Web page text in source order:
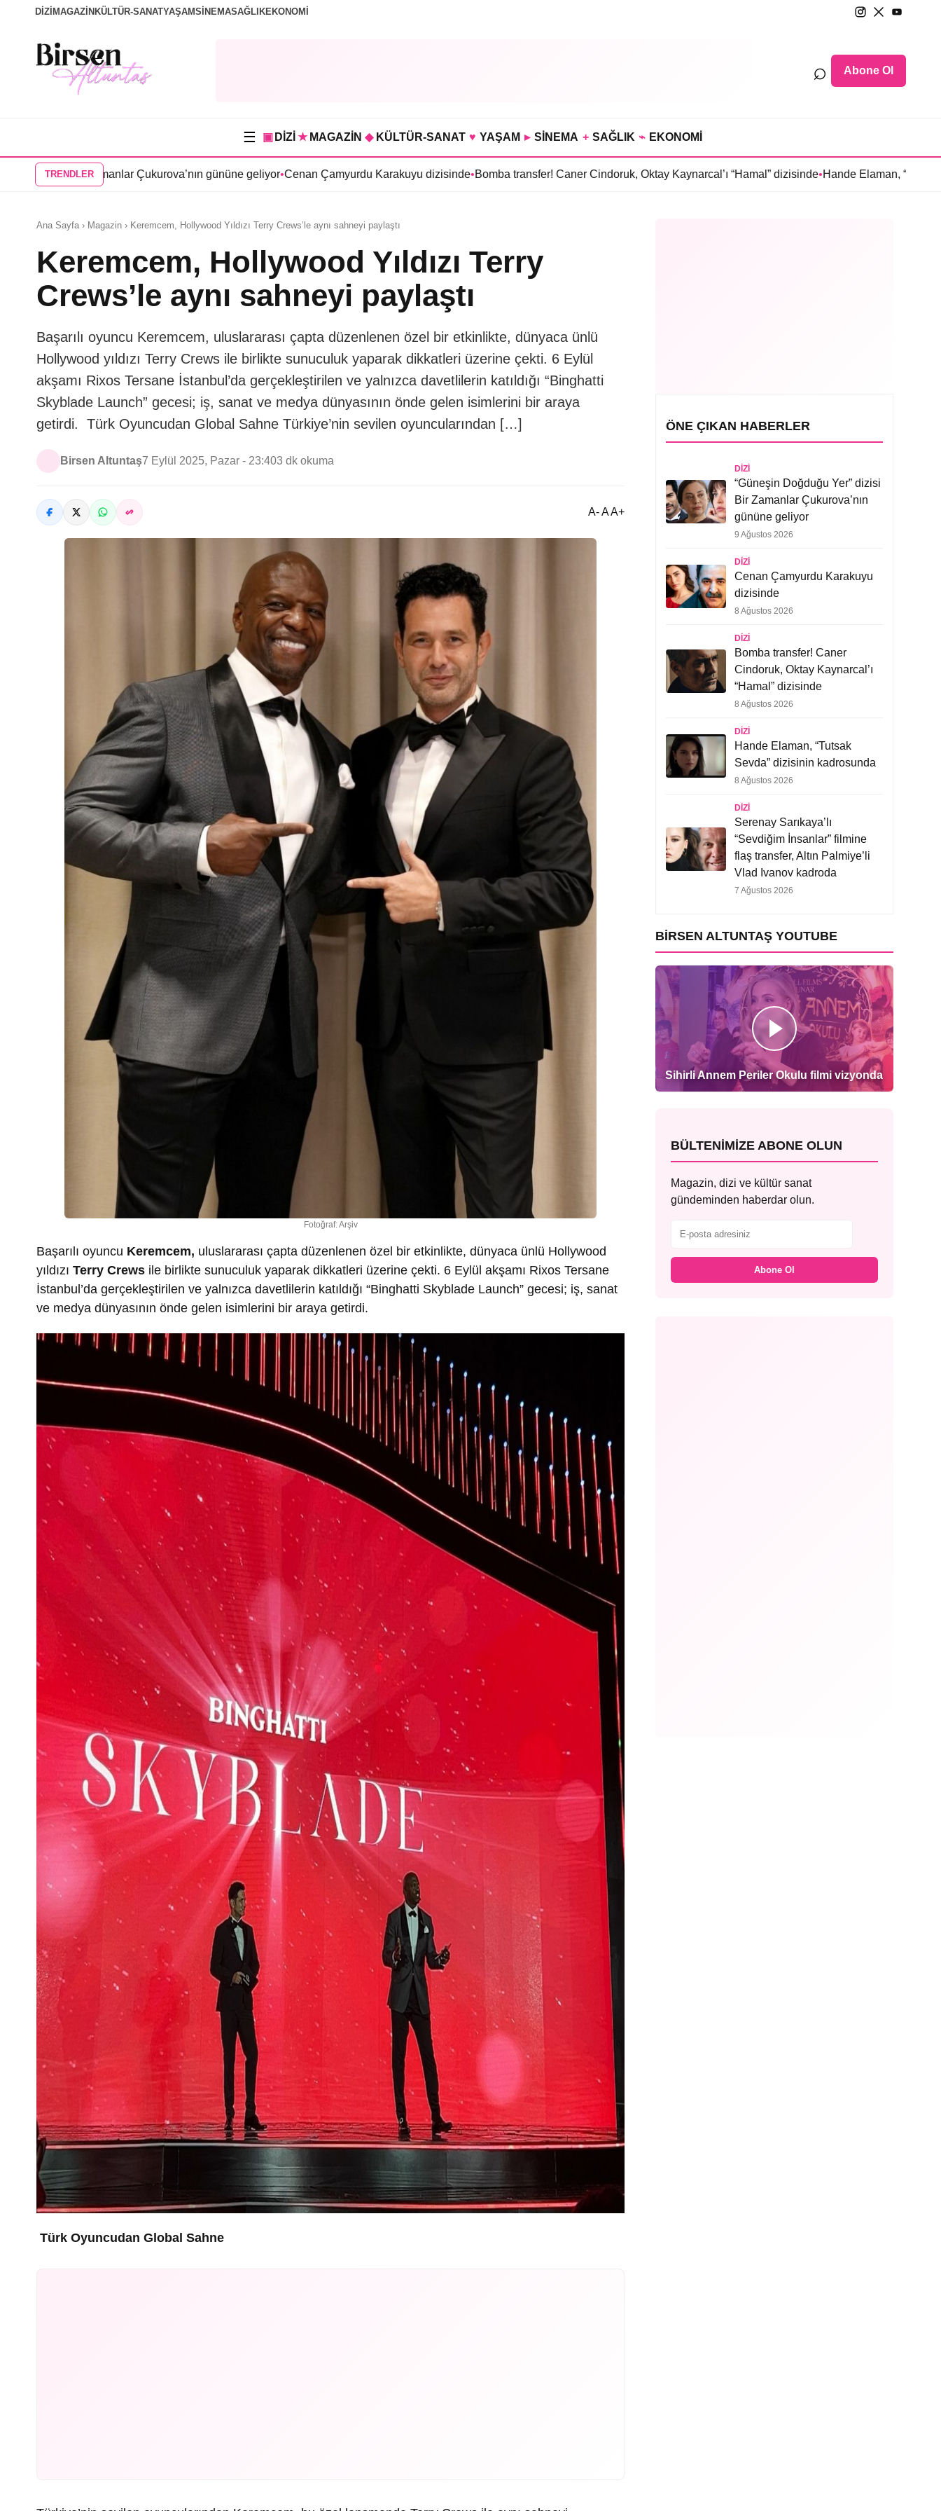
DİZİ MAGAZİN KÜLTÜR-SANATYAŞAMSİNEMASAĞLIKEKONOMİ
⌕ Abone Ol
☰ ▣ DİZİ ★ MAGAZİN ◆ KÜLTÜR-SANAT ♥ YAŞAM ▸ SİNEMA + SAĞLIK ⌁ EKONOMİ
TRENDLER
Bir Zamanlar Çukurova’nın gününe geliyor•Cenan Çamyurdu Karakuyu dizisinde•Bomba transfer! Caner Cindoruk, Oktay Kaynarcal’ı “Hamal” dizisinde•Hande Elaman, “Tutsak Sevda”
Ana Sayfa › Magazin › Keremcem, Hollywood Yıldızı Terry Crews’le aynı sahneyi paylaştı
Keremcem, Hollywood Yıldızı Terry
Crews’le aynı sahneyi paylaştı
Başarılı oyuncu Keremcem, uluslararası çapta düzenlenen özel bir etkinlikte, dünyaca ünlü
Hollywood yıldızı Terry Crews ile birlikte sunuculuk yaparak dikkatleri üzerine çekti. 6 Eylül
akşamı Rixos Tersane İstanbul’da gerçekleştirilen ve yalnızca davetlilerin katıldığı “Binghatti
Skyblade Launch” gecesi; iş, sanat ve medya dünyasının önde gelen isimlerini bir araya
getirdi. Türk Oyuncudan Global Sahne Türkiye’nin sevilen oyuncularından […]
Birsen Altuntaş7 Eylül 2025, Pazar - 23:403 dk okuma
A- A A+
Fotoğraf: Arşiv
Başarılı oyuncu Keremcem, uluslararası çapta düzenlenen özel bir etkinlikte, dünyaca ünlü Hollywood
yıldızı Terry Crews ile birlikte sunuculuk yaparak dikkatleri üzerine çekti. 6 Eylül akşamı Rixos Tersane
İstanbul’da gerçekleştirilen ve yalnızca davetlilerin katıldığı “Binghatti Skyblade Launch” gecesi; iş, sanat
ve medya dünyasının önde gelen isimlerini bir araya getirdi.
Türk Oyuncudan Global Sahne
ÖNE ÇIKAN HABERLER
DIZI
“Güneşin Doğduğu Yer” dizisi
Bir Zamanlar Çukurova’nın
gününe geliyor
9 Ağustos 2026
DIZI
Cenan Çamyurdu Karakuyu
dizisinde
8 Ağustos 2026
DIZI
Bomba transfer! Caner
Cindoruk, Oktay Kaynarcal’ı
“Hamal” dizisinde
8 Ağustos 2026
DIZI
Hande Elaman, “Tutsak
Sevda” dizisinin kadrosunda
8 Ağustos 2026
DIZI
Serenay Sarıkaya’lı
“Sevdiğim İnsanlar” filmine
flaş transfer, Altın Palmiye’li
Vlad Ivanov kadroda
7 Ağustos 2026
BIRSEN ALTUNTAŞ YOUTUBE
Sihirli Annem Periler Okulu filmi vizyonda
BÜLTENIMIZE ABONE OLUN
Magazin, dizi ve kültür sanat
gündeminden haberdar olun.
Abone Ol